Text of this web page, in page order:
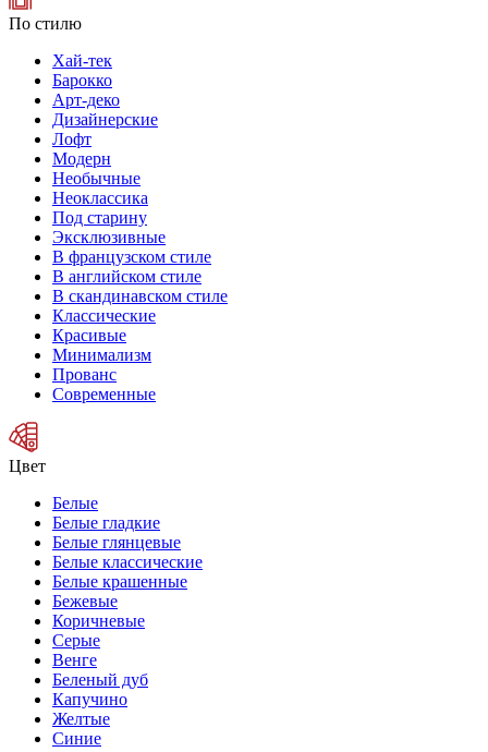
По стилю
Хай-тек
Барокко
Арт-деко
Дизайнерские
Лофт
Модерн
Необычные
Неоклассика
Под старину
Эксклюзивные
В французском стиле
В английском стиле
В скандинавском стиле
Классические
Красивые
Минимализм
Прованс
Современные
Цвет
Белые
Белые гладкие
Белые глянцевые
Белые классические
Белые крашенные
Бежевые
Коричневые
Серые
Венге
Беленый дуб
Капучино
Желтые
Синие